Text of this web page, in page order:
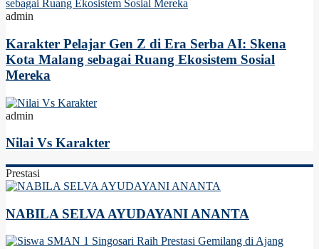
admin
Karakter Pelajar Gen Z di Era Serba AI: Skena
Kota Malang sebagai Ruang Ekosistem Sosial
Mereka
admin
Nilai Vs Karakter
Prestasi
NABILA SELVA AYUDAYANI ANANTA